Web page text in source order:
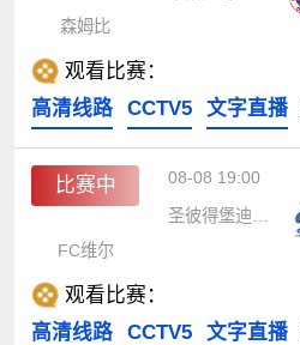
森姆比
观看比赛：
高清线路
CCTV5 文字直播
比赛中 08-08 19:00
FC维尔
观看比赛：
高清线路
CCTV5 文字直播